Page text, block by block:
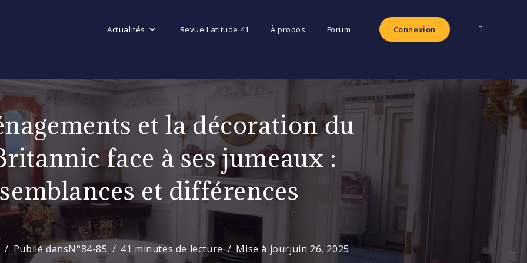
Actualités Revue Latitude 41 À propos Forum Connexion Toggle
website
et la décoration du
face à ses jumeaux :
et différences
Publié dansN°84-85 41 minutes de lecture Mise à jourjuin 26, 2025